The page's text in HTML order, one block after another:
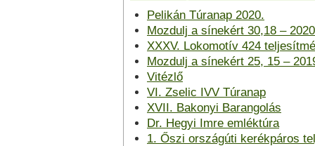
Pelikán Túranap 2020.
Mozdulj a sínekért 30,18 –
XXXV. Lokomotív 424
Mozdulj a sínekért 25, 15 –
Vitézlő
VI. Zselic IVV Túranap
XVII. Bakonyi Barangolás
Dr. Hegyi Imre emléktúra
1. Őszi országúti kerékpáros